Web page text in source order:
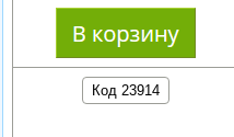
Код 23914